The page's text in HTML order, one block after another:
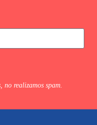
no realizamos spam.